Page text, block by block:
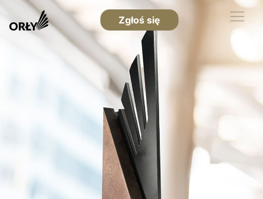
Zgłoś się